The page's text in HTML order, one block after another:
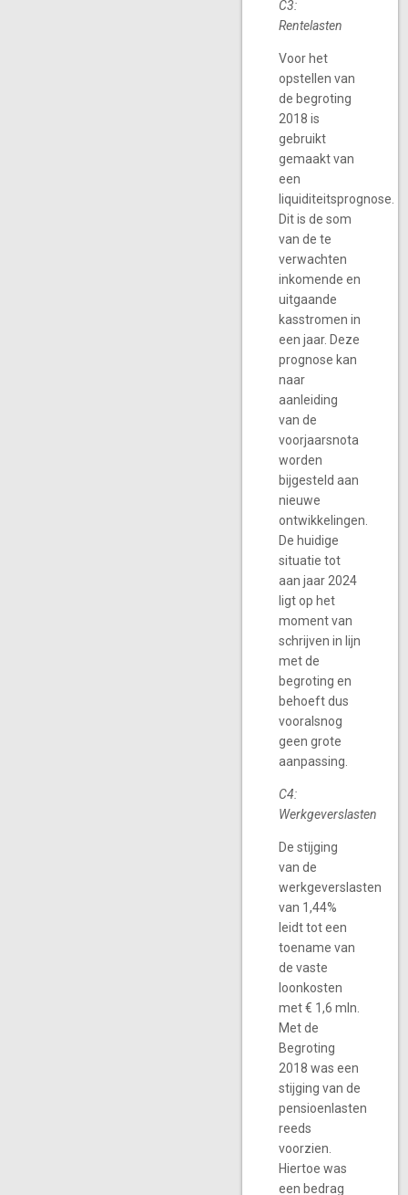
C3:
Rentelasten
Voor het
opstellen van
de begroting
2018 is
gebruikt
gemaakt van
een
liquiditeitsprognose.
Dit is de som
van de te
verwachten
inkomende en
uitgaande
kasstromen in
een jaar. Deze
prognose kan
naar
aanleiding
van de
voorjaarsnota
worden
bijgesteld aan
nieuwe
ontwikkelingen.
De huidige
situatie tot
aan jaar 2024
ligt op het
moment van
schrijven in lijn
met de
begroting en
behoeft dus
vooralsnog
geen grote
aanpassing.
C4:
Werkgeverslasten
De stijging
van de
werkgeverslasten
van 1,44%
leidt tot een
toename van
de vaste
loonkosten
met € 1,6 mln.
Met de
Begroting
2018 was een
stijging van de
pensioenlasten
reeds
voorzien.
Hiertoe was
een bedrag